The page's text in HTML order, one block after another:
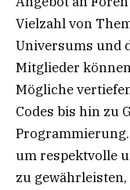
Vielzahl von
Universums und
Mitglieder
Mögliche
Codes bis hin zu
um respektvolle
zu